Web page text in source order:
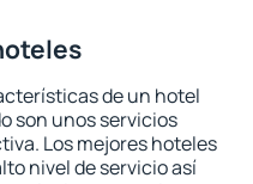
de un hotel
son unos servicios
Los mejores hoteles
nivel de servicio así